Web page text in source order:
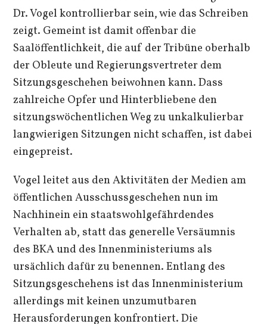
Dr. Vogel kontrollierbar sein, wie das Schreiben
zeigt. Gemeint ist damit offenbar die
Saalöffentlichkeit, die auf der Tribüne oberhalb
der Obleute und Regierungsvertreter dem
Sitzungsgeschehen beiwohnen kann. Dass
zahlreiche Opfer und Hinterbliebene den
sitzungswöchentlichen Weg zu unkalkulierbar
langwierigen Sitzungen nicht schaffen, ist dabei
eingepreist.
Vogel leitet aus den Aktivitäten der Medien am
öffentlichen Ausschussgeschehen nun im
Nachhinein ein staatswohlgefährdendes
Verhalten ab, statt das generelle Versäumnis
des BKA und des Innenministeriums als
ursächlich dafür zu benennen. Entlang des
Sitzungsgeschehens ist das Innenministerium
allerdings mit keinen unzumutbaren
Herausforderungen konfrontiert. Die